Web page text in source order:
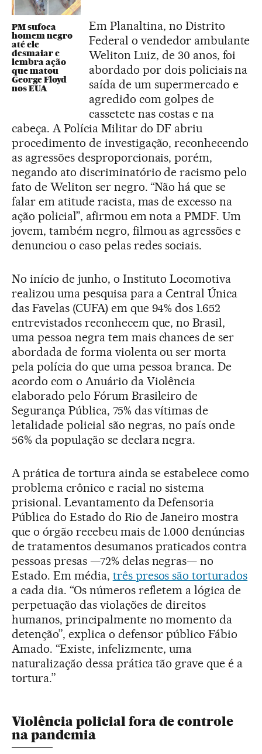
PM sufoca
homem negro
até ele
desmaiar e
lembra ação
que matou
George Floyd
nos EUA
Em Planaltina, no Distrito
Federal o vendedor ambulante
Weliton Luiz, de 30 anos, foi
abordado por dois policiais na
saída de um supermercado e
agredido com golpes de
cassetete nas costas e na
cabeça. A Polícia Militar do DF abriu
procedimento de investigação, reconhecendo
as agressões desproporcionais, porém,
negando ato discriminatório de racismo pelo
fato de Weliton ser negro. “Não há que se
falar em atitude racista, mas de excesso na
ação policial”, afirmou em nota a PMDF. Um
jovem, também negro, filmou as agressões e
denunciou o caso pelas redes sociais.
No início de junho, o Instituto Locomotiva
realizou uma pesquisa para a Central Única
das Favelas (CUFA) em que 94% dos 1.652
entrevistados reconhecem que, no Brasil,
uma pessoa negra tem mais chances de ser
abordada de forma violenta ou ser morta
pela polícia do que uma pessoa branca. De
acordo com o Anuário da Violência
elaborado pelo Fórum Brasileiro de
Segurança Pública, 75% das vítimas de
letalidade policial são negras, no país onde
56% da população se declara negra.
A prática de tortura ainda se estabelece como
problema crônico e racial no sistema
prisional. Levantamento da Defensoria
Pública do Estado do Rio de Janeiro mostra
que o órgão recebeu mais de 1.000 denúncias
de tratamentos desumanos praticados contra
pessoas presas —72% delas negras— no
Estado. Em média, três presos são torturados
a cada dia. “Os números refletem a lógica de
perpetuação das violações de direitos
humanos, principalmente no momento da
detenção”, explica o defensor público Fábio
Amado. “Existe, infelizmente, uma
naturalização dessa prática tão grave que é a
tortura.”
Violência policial fora de controle
na pandemia